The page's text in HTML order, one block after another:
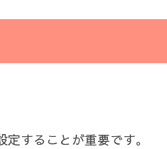
することが重要です。